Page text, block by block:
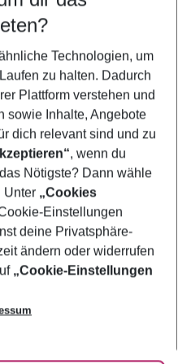
Technologien, um
zu halten. Dadurch
Plattform verstehen und
sowie Inhalte, Angebote
dich relevant sind und zu
, wenn du
Nötigste? Dann wähle
Unter „Cookies
Einstellungen
deine Privatsphäre-
ändern oder widerrufen
„Cookie-Einstellungen